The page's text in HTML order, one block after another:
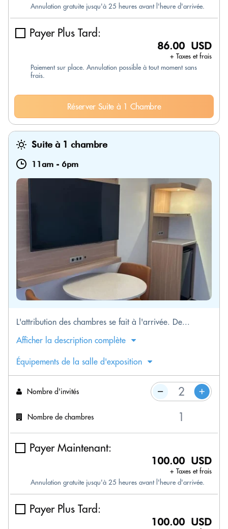
Annulation gratuite jusqu'à 25 heures avant l'heure d'arrivée.
Payer Plus Tard:
86.00 USD
+ Taxes et frais
Paiement sur place. Annulation possible à tout moment sans
frais.
Réserver Suite à 1 Chambre
Suite à 1 chambre
11am - 6pm
L'attribution des chambres se fait à l'arrivée. De...
Afficher la description complète
Équipements de la salle d'exposition
Nombre d'invités
Nombre de chambres
Payer Maintenant:
100.00 USD
+ Taxes et frais
Annulation gratuite jusqu'à 25 heures avant l'heure d'arrivée.
Payer Plus Tard:
100.00 USD